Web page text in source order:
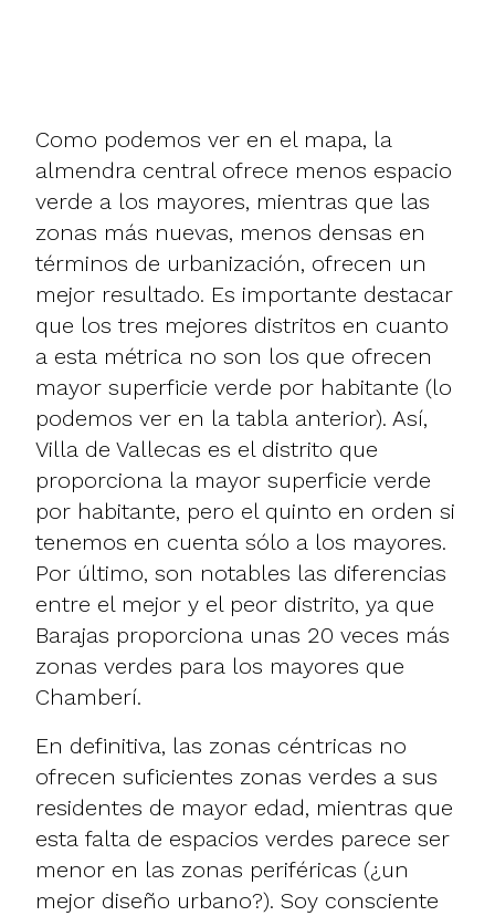
Como podemos ver en el mapa, la
almendra central ofrece menos espacio
verde a los mayores, mientras que las
zonas más nuevas, menos densas en
términos de urbanización, ofrecen un
mejor resultado. Es importante destacar
que los tres mejores distritos en cuanto
a esta métrica no son los que ofrecen
mayor superficie verde por habitante (lo
podemos ver en la tabla anterior). Así,
Villa de Vallecas es el distrito que
proporciona la mayor superficie verde
por habitante, pero el quinto en orden si
tenemos en cuenta sólo a los mayores.
Por último, son notables las diferencias
entre el mejor y el peor distrito, ya que
Barajas proporciona unas 20 veces más
zonas verdes para los mayores que
Chamberí.
En definitiva, las zonas céntricas no
ofrecen suficientes zonas verdes a sus
residentes de mayor edad, mientras que
esta falta de espacios verdes parece ser
menor en las zonas periféricas (¿un
mejor diseño urbano?). Soy consciente